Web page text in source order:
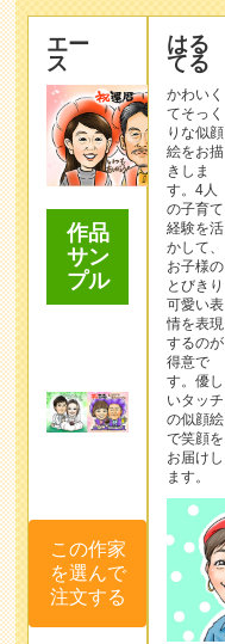
エー
ス
作品
サン
プル
この作家
を選んで
注文する
はる
てる
かわいく
てそっく
りな似顔
絵をお描
きしま
す。4人
の子育て
経験を活
かして、
お子様の
とびきり
可愛い表
情を表現
するのが
得意で
す。優し
いタッチ
の似顔絵
で笑顔を
お届けし
ます。